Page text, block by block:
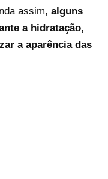
assim, alguns
a hidratação,
a aparência das